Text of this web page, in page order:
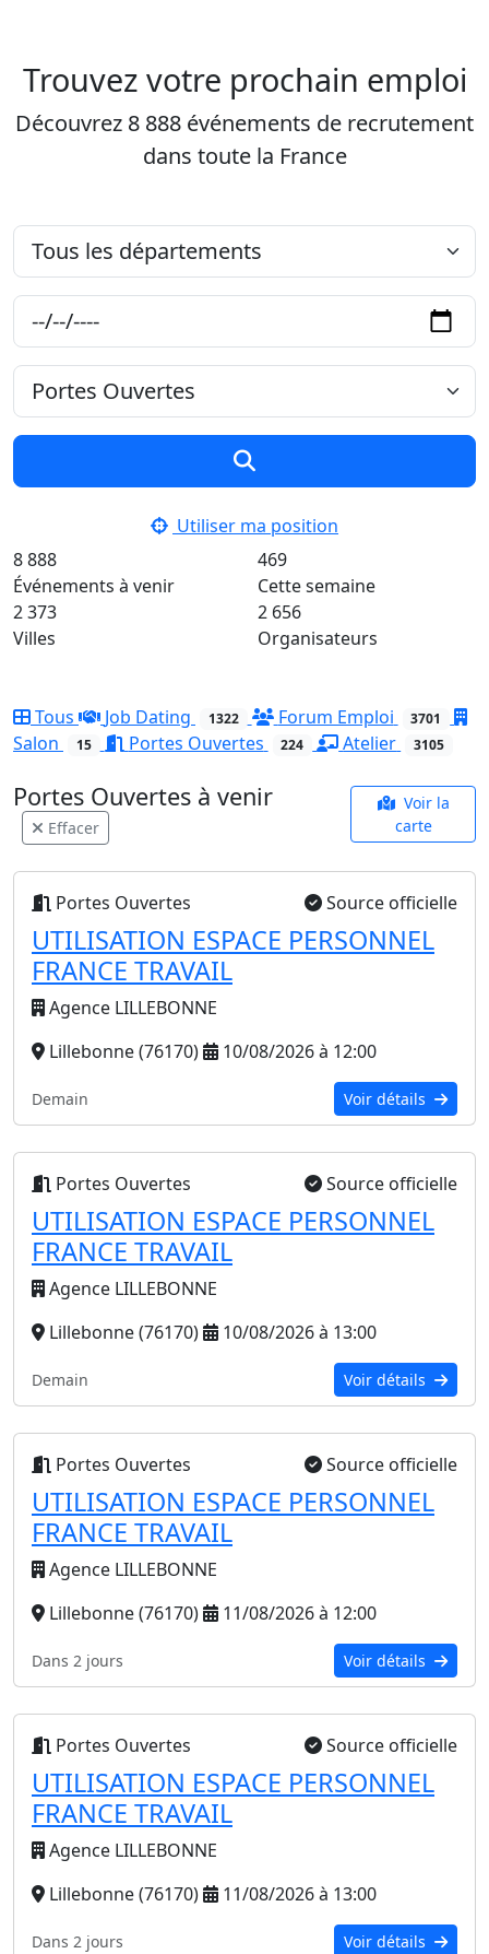
Trouvez votre prochain emploi
Découvrez 8 888 événements de recrutement
dans toute la France
Utiliser ma position
8 888
Événements à venir
469
Cette semaine
2 373
Villes
2 656
Organisateurs
Tous Job Dating 1322 Forum Emploi 3701
Salon 15 Portes Ouvertes 224 Atelier 3105
Portes Ouvertes à venir
Effacer
Voir la
carte
Portes Ouvertes Source officielle
UTILISATION ESPACE PERSONNEL
FRANCE TRAVAIL
Agence LILLEBONNE
Lillebonne (76170)
10/08/2026 à 12:00
Demain Voir détails
Portes Ouvertes Source officielle
UTILISATION ESPACE PERSONNEL
FRANCE TRAVAIL
Agence LILLEBONNE
Lillebonne (76170)
10/08/2026 à 13:00
Demain Voir détails
Portes Ouvertes Source officielle
UTILISATION ESPACE PERSONNEL
FRANCE TRAVAIL
Agence LILLEBONNE
Lillebonne (76170)
11/08/2026 à 12:00
Dans 2 jours Voir détails
Portes Ouvertes Source officielle
UTILISATION ESPACE PERSONNEL
FRANCE TRAVAIL
Agence LILLEBONNE
Lillebonne (76170)
11/08/2026 à 13:00
Dans 2 jours Voir détails